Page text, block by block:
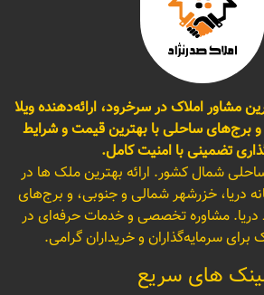
مشاور املاک در سرخرود، ارائه‌دهنده ویلا
و برج‌های ساحلی با بهترین قیمت و شرایط
تضمینی با امنیت کامل.
شمال کشور. ارائه بهترین ملک ها در
دریا، خزرشهر شمالی و جنوبی، و برج‌های
مشاوره تخصصی و خدمات حرفه‌ای در
سرمایه‌گذاران و خریداران گرامی.
های سریع